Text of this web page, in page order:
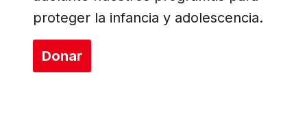
proteger la infancia y adolescencia.
Donar